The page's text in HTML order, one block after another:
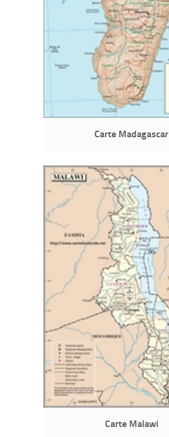
Carte Madagascar
Carte Malawi